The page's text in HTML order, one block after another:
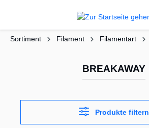
Sortiment Filament Filamentart
BREAKAWAY
Produkte filtern